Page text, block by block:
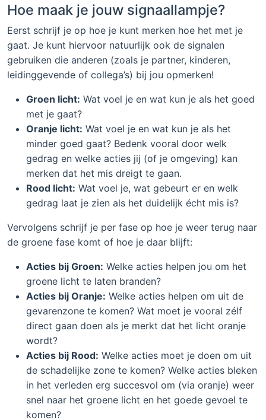
Hoe maak je jouw signaallampje?
Eerst schrijf je op hoe je kunt merken hoe het met je
gaat. Je kunt hiervoor natuurlijk ook de signalen
gebruiken die anderen (zoals je partner, kinderen,
leidinggevende of collega’s) bij jou opmerken!
Groen licht: Wat voel je en wat kun je als het goed
met je gaat?
Oranje licht: Wat voel je en wat kun je als het
minder goed gaat? Bedenk vooral door welk
gedrag en welke acties jij (of je omgeving) kan
merken dat het mis dreigt te gaan.
Rood licht: Wat voel je, wat gebeurt er en welk
gedrag laat je zien als het duidelijk écht mis is?
Vervolgens schrijf je per fase op hoe je weer terug naar
de groene fase komt of hoe je daar blijft:
Acties bij Groen: Welke acties helpen jou om het
groene licht te laten branden?
Acties bij Oranje: Welke acties helpen om uit de
gevarenzone te komen? Wat moet je vooral zélf
direct gaan doen als je merkt dat het licht oranje
wordt?
Acties bij Rood: Welke acties moet je doen om uit
de schadelijke zone te komen? Welke acties bleken
in het verleden erg succesvol om (via oranje) weer
snel naar het groene licht en het goede gevoel te
komen?